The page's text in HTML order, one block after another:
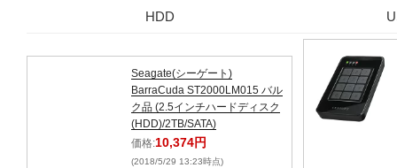
HDD
Seagate(シーゲート)
BarraCuda ST2000LM015 バル
ク品 (2.5インチハードディスク
(HDD)/2TB/SATA)
価格:10,374円
(2018/5/29 13:23時点)